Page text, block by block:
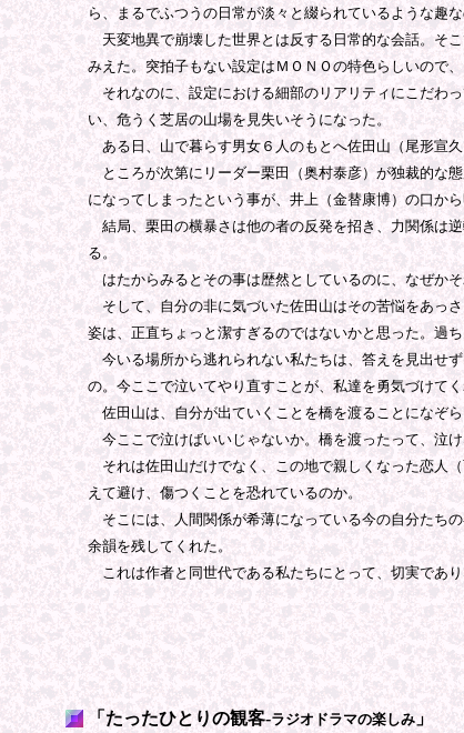
ら、まるでふつうの日常が淡々と綴られているような趣な
天変地異で崩壊した世界とは反する日常的な会話。そ
みえた。突拍子もない設定はＭＯＮＯの特色らしいので
それなのに、設定における細部のリアリティにこだわ
い、危うく芝居の山場を見失いそうになった。
ある日、山で暮らす男女６人のもとへ佐田山（尾形宣
ところが次第にリーダー栗田（奥村泰彦）が独裁的な
になってしまったという事が、井上（金替康博）の口から
結局、栗田の横暴さは他の者の反発を招き、力関係は
る。
はたからみるとその事は歴然としているのに、なぜか
そして、自分の非に気づいた佐田山はその苦悩をあっ
姿は、正直ちょっと潔すぎるのではないかと思った。過
今いる場所から逃れられない私たちは、答えを見出せ
の。今ここで泣いてやり直すことが、私達を勇気づけてく
佐田山は、自分が出ていくことを橋を渡ることになぞ
今ここで泣けばいいじゃないか。橋を渡ったって、泣
それは佐田山だけでなく、この地で親しくなった恋人
えて避け、傷つくことを恐れているのか。
そこには、人間関係が希薄になっている今の自分たち
余韻を残してくれた。
これは作者と同世代である私たちにとって、切実であ
「たったひとりの観客-ラジオドラマの楽しみ 」